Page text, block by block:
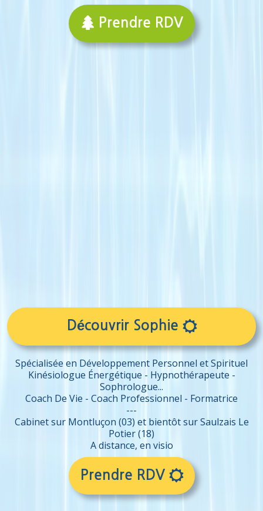
 Prendre RDV
Découvrir Sophie 
Spécialisée en Développement Personnel et Spirituel
Kinésiologue Énergétique - Hypnothérapeute -
Sophrologue...
Coach De Vie - Coach Professionnel - Formatrice
---
Cabinet sur Montluçon (03) et bientôt sur Saulzais Le
Potier (18)
A distance, en visio
Prendre RDV 